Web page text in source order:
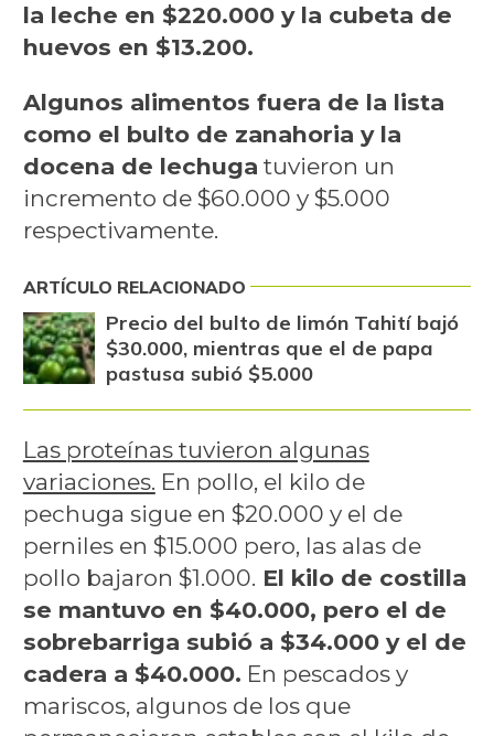
la leche en $220.000 y la cubeta de
huevos en $13.200.
Algunos alimentos fuera de la lista
como el bulto de zanahoria y la
docena de lechuga tuvieron un
incremento de $60.000 y $5.000
respectivamente.
ARTÍCULO RELACIONADO
Precio del bulto de limón Tahití bajó
$30.000, mientras que el de papa
pastusa subió $5.000
Las proteínas tuvieron algunas
variaciones. En pollo, el kilo de
pechuga sigue en $20.000 y el de
perniles en $15.000 pero, las alas de
pollo bajaron $1.000. El kilo de costilla
se mantuvo en $40.000, pero el de
sobrebarriga subió a $34.000 y el de
cadera a $40.000. En pescados y
mariscos, algunos de los que